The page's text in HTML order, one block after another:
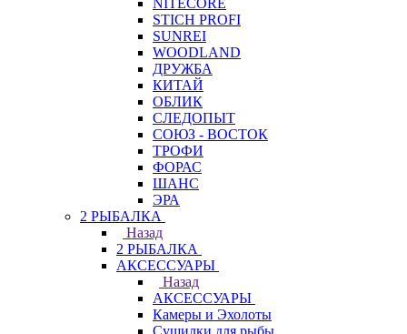
NITECORE
STICH PROFI
SUNREI
WOODLAND
ДРУЖБА
КИТАЙ
ОБЛИК
СЛЕДОПЫТ
СОЮЗ - ВОСТОК
ТРОФИ
ФОРАС
ШАНС
ЭРА
2 РЫБАЛКА
Назад
2 РЫБАЛКА
АКСЕССУАРЫ
Назад
АКСЕССУАРЫ
Камеры и Эхолоты
Сушилки для рыбы